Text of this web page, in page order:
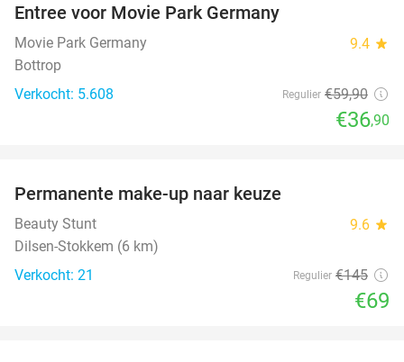
Entree voor Movie Park Germany
Movie Park Germany 9.4 star
Bottrop
Verkocht: 5.608
Regulier €59,90
€36,90
Permanente make-up naar keuze
Beauty Stunt 9.6 star
Dilsen-Stokkem (6 km)
Verkocht: 21
Regulier €145
€69